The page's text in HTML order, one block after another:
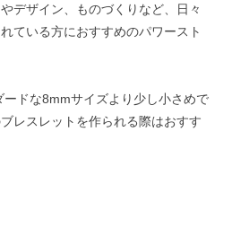
デザイン、ものづくりなど、日々
ている方におすすめのパワースト
ドな8mmサイズより少し小さめで
レスレットを作られる際はおすす